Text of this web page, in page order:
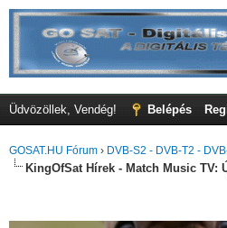
Üdvözöllek, Vendég! Belépés
GOSAT.HU Fórum › DVB-S2 - DVB-T2 -
KingOfSat Hírek - Match Music TV: